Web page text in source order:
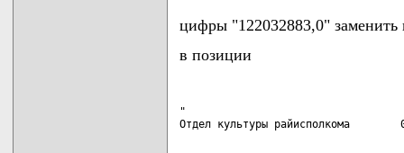
цифры "122032883,0"
в позиции
"
Отдел культуры райисполкома